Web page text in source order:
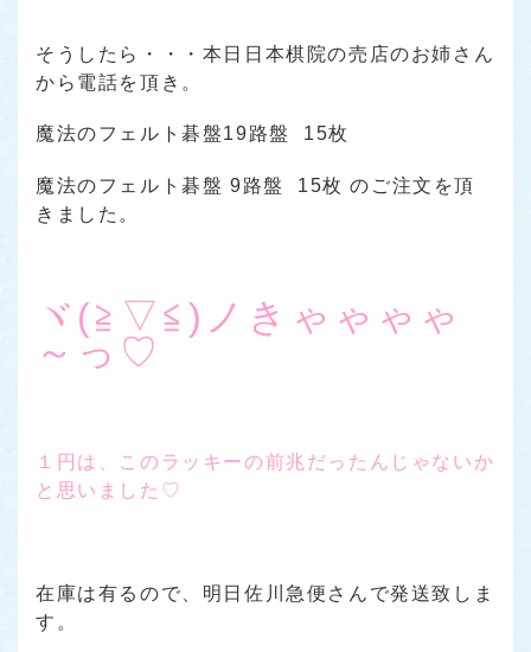
そうしたら・・・本日日本棋院の売店のお姉さん
から電話を頂き。
魔法のフェルト碁盤19路盤 15枚
魔法のフェルト碁盤 9路盤 15枚 のご注文を頂
きました。
ヾ(≧▽≦)ノきゃゃゃゃ
～っ♡
１円は、このラッキーの前兆だったんじゃないか
と思いました♡
在庫は有るので、明日佐川急便さんで発送致しま
す。